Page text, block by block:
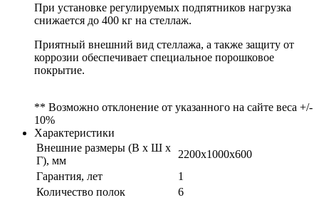
При установке регулируемых подпятников нагрузка
снижается до 400 кг на стеллаж.
Приятный внешний вид стеллажа, а также защиту от
коррозии обеспечивает специальное порошковое
покрытие.
** Возможно отклонение от указанного на сайте веса +/-
10%
Характеристики
Внешние размеры (В х Ш х
Г), мм
2200x1000x600
Гарантия, лет
1
Количество полок
6